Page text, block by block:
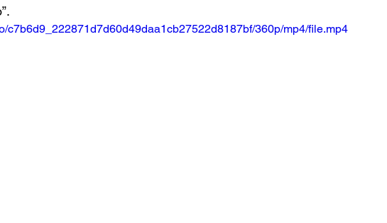
c7b6d9_222871d7d60d49daa1cb27522d8187bf/360p/mp4/file.mp4